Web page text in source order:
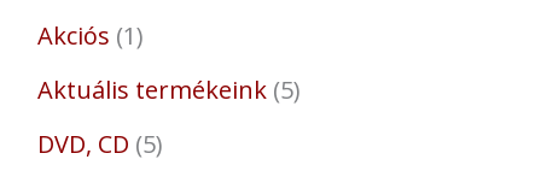
Akciós 1
Aktuális termékeink 5
DVD, CD 5